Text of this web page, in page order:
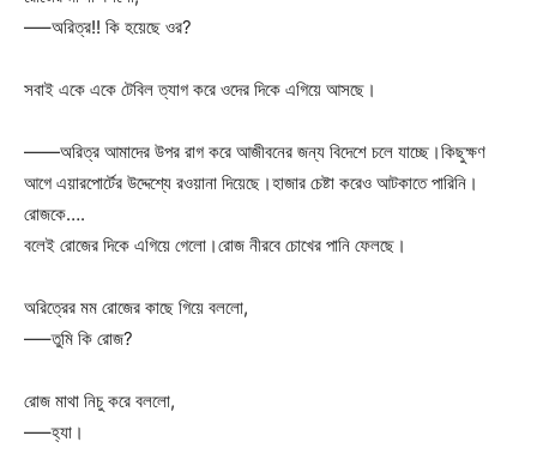
—–অরিত্র!! কি হয়েছে ওর?
সবাই একে একে টেবিল ত্যাগ করে ওদের দিকে এগিয়ে আসছে।
——অরিত্র আমাদের উপর রাগ করে আজীবনের জন্য বিদেশে চলে যাচ্ছে।কিছুক্ষণ
আগে এয়ারপোর্টের উদ্দেশ্যে রওয়ানা দিয়েছে।হাজার চেষ্টা করেও আটকাতে পারিনি।
রোজকে….
বলেই রোজের দিকে এগিয়ে গেলো।রোজ নীরবে চোখের পানি ফেলছে।
অরিত্রের মম রোজের কাছে গিয়ে বললো,
—–তুমি কি রোজ?
রোজ মাথা নিচু করে বললো,
—–হ্যা।